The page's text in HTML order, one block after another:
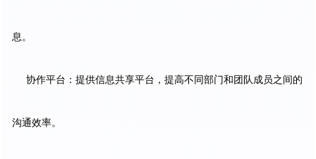
息。
协作平台：提供信息共享平台，提高不同部门和团队成员之间的
沟通效率。